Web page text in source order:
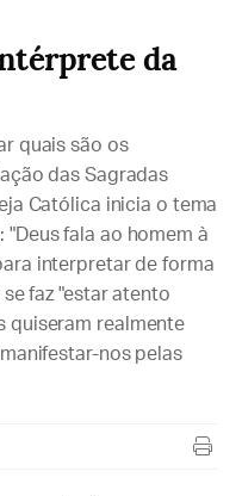
da
quais são os
das Sagradas
Católica inicia o tema
fala ao homem à
interpretar de forma
faz "estar atento
quiseram realmente
nos pelas